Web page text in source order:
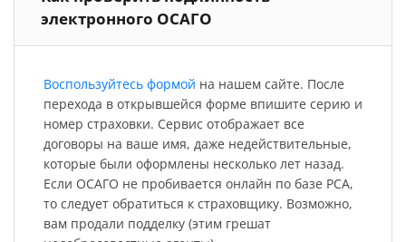
электронного ОСАГО
Воспользуйтесь формой на нашем сайте. После
перехода в открывшейся форме впишите серию и
номер страховки. Сервис отображает все
договоры на ваше имя, даже недействительные,
которые были оформлены несколько лет назад.
Если ОСАГО не пробивается онлайн по базе РСА,
то следует обратиться к страховщику. Возможно,
вам продали подделку (этим грешат